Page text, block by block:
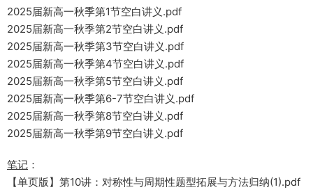
2025届新高一秋季第1节空白讲义.pdf
2025届新高一秋季第2节空白讲义.pdf
2025届新高一秋季第3节空白讲义.pdf
2025届新高一秋季第4节空白讲义.pdf
2025届新高一秋季第5节空白讲义.pdf
2025届新高一秋季第6-7节空白讲义.pdf
2025届新高一秋季第8节空白讲义.pdf
2025届新高一秋季第9节空白讲义.pdf
笔记 ：
【单页版】第10讲：对称性与周期性题型拓展与方法归纳(1).pdf